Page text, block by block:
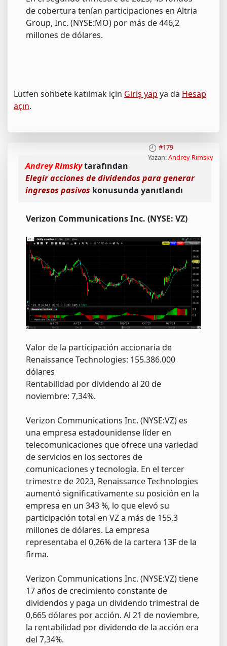
de cobertura tenían participaciones en Altria
Group, Inc. (NYSE:MO) por más de 446,2
millones de dólares.
Lütfen sohbete katılmak için Giriş yap ya da Hesap
açın.
#179
Yazan:Andrey Rimsky
Andrey Rimskytarafından
Elegir acciones de dividendos para generar
ingresos pasivos konusunda yanıtlandı
Verizon Communications Inc. (NYSE: VZ)
Valor de la participación accionaria de
Renaissance Technologies: 155.386.000
dólares
Rentabilidad por dividendo al 20 de
noviembre: 7,34%.
Verizon Communications Inc. (NYSE:VZ) es
una empresa estadounidense líder en
telecomunicaciones que ofrece una variedad
de servicios en los sectores de
comunicaciones y tecnología. En el tercer
trimestre de 2023, Renaissance Technologies
aumentó significativamente su posición en la
empresa en un 343 %, lo que elevó su
participación total en VZ a más de 155,3
millones de dólares. La empresa
representaba el 0,26% de la cartera 13F de la
firma.
Verizon Communications Inc. (NYSE:VZ) tiene
17 años de crecimiento constante de
dividendos y paga un dividendo trimestral de
0,665 dólares por acción. Al 21 de noviembre,
la rentabilidad por dividendo de la acción era
del 7,34%.